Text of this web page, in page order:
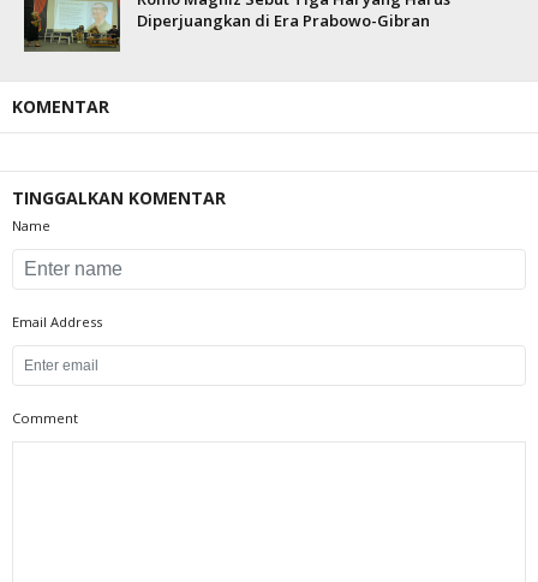
Diperjuangkan di Era Prabowo-Gibran
KOMENTAR
TINGGALKAN KOMENTAR
Name
Email Address
Comment